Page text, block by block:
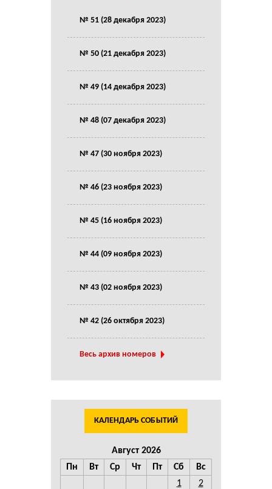
№ 51 (28 декабря 2023)
№ 50 (21 декабря 2023)
№ 49 (14 декабря 2023)
№ 48 (07 декабря 2023)
№ 47 (30 ноября 2023)
№ 46 (23 ноября 2023)
№ 45 (16 ноября 2023)
№ 44 (09 ноября 2023)
№ 43 (02 ноября 2023)
№ 42 (26 октября 2023)
Весь архив номеров
КАЛЕНДАРЬ СОБЫТИЙ
Август 2026
Пн
Вт Ср Чт Пт Сб
Вс
1
2